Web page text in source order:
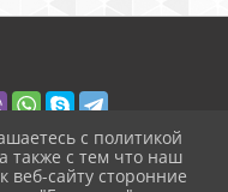
с политикой
также с тем что наш
веб-сайту сторонние